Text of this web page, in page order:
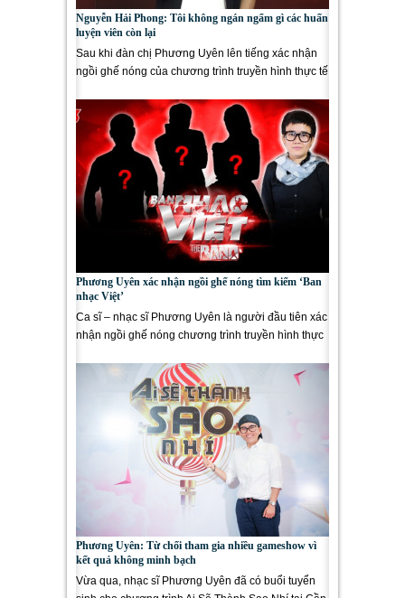
Nguyễn Hải Phong: Tôi không ngán ngẩm gì các huấn
luyện viên còn lại
Sau khi đàn chị Phương Uyên lên tiếng xác nhận
ngồi ghế nóng của chương trình truyền hình thực tế
Phương Uyên xác nhận ngồi ghế nóng tìm kiếm ‘Ban
nhạc Việt’
Ca sĩ – nhạc sĩ Phương Uyên là người đầu tiên xác
nhận ngồi ghế nóng chương trình truyền hình thực
Phương Uyên: Từ chối tham gia nhiều gameshow vì
kết quả không minh bạch
Vừa qua, nhạc sĩ Phương Uyên đã có buổi tuyển